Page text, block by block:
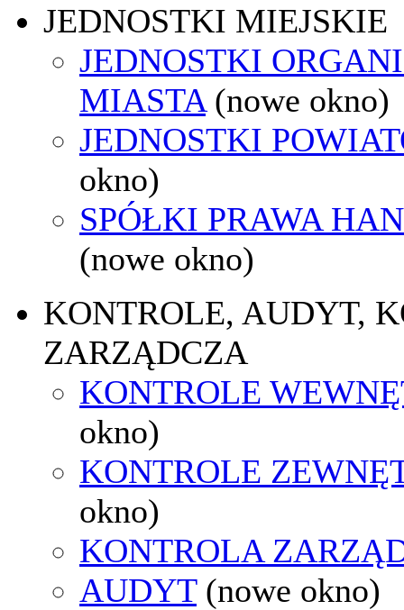
JEDNOSTKI MIEJSKIE
JEDNOSTKI
MIASTA (nowe okno)
JEDNOSTKI
okno)
SPÓŁKI PRAWA
(nowe okno)
KONTROLE, AUDYT,
ZARZĄDCZA
KONTROLE
okno)
KONTROLE
okno)
KONTROLA
AUDYT (nowe okno)